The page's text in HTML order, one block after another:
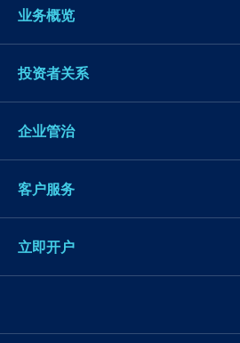
业务概览
投资者关系
企业管治
客户服务
立即开户